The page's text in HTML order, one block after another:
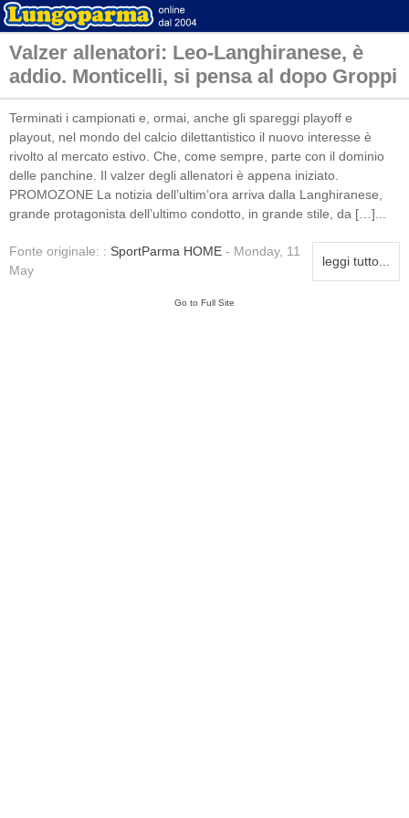
Valzer allenatori: Leo-Langhiranese, è
addio. Monticelli, si pensa al dopo Groppi
Terminati i campionati e, ormai, anche gli spareggi playoff e
playout, nel mondo del calcio dilettantistico il nuovo interesse è
rivolto al mercato estivo. Che, come sempre, parte con il dominio
delle panchine. Il valzer degli allenatori è appena iniziato.
PROMOZONE La notizia dell’ultim’ora arriva dalla Langhiranese,
grande protagonista dell’ultimo condotto, in grande stile, da […]...
leggi tutto...
Fonte originale: : SportParma HOME - Monday, 11
May
Go to Full Site